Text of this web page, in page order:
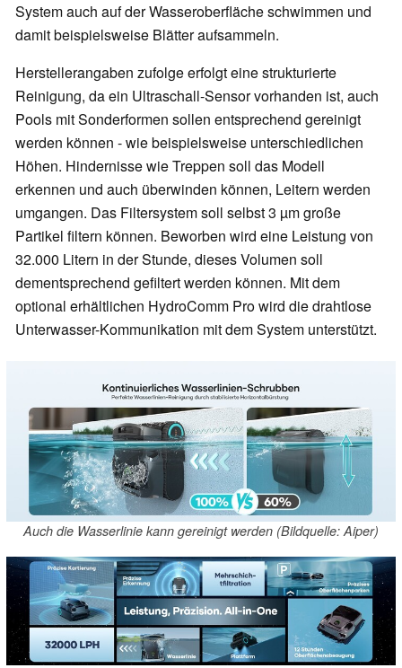
System auch auf der Wasseroberfläche schwimmen und
damit beispielsweise Blätter aufsammeln.
Herstellerangaben zufolge erfolgt eine strukturierte
Reinigung, da ein Ultraschall-Sensor vorhanden ist, auch
Pools mit Sonderformen sollen entsprechend gereinigt
werden können - wie beispielsweise unterschiedlichen
Höhen. Hindernisse wie Treppen soll das Modell
erkennen und auch überwinden können, Leitern werden
umgangen. Das Filtersystem soll selbst 3 µm große
Partikel filtern können. Beworben wird eine Leistung von
32.000 Litern in der Stunde, dieses Volumen soll
dementsprechend gefiltert werden können. Mit dem
optional erhältlichen HydroComm Pro wird die drahtlose
Unterwasser-Kommunikation mit dem System unterstützt.
Auch die Wasserlinie kann gereinigt werden (Bildquelle: Aiper)